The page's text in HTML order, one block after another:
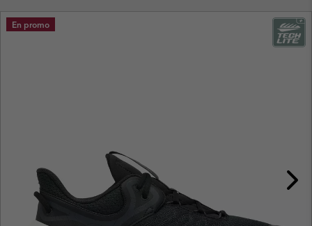
MAIN
NAV
En promo